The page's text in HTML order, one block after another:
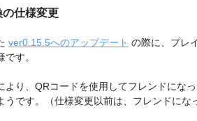
仕様変更
ver0.15.5へのアップデート の際に、プレ
す。
より、QRコードを使用してフレンドにな
うです。（仕様変更以前は、フレンドにな